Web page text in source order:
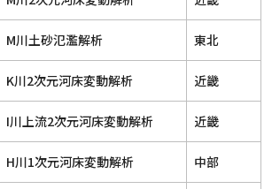
M川土砂氾濫解析 東北
K川2次元河床変動解析 近畿
I川上流2次元河床変動解析 近畿
H川1次元河床変動解析 中部